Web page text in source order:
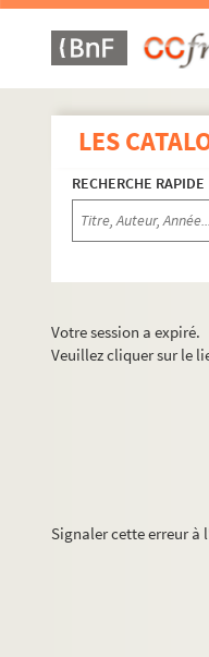
LES
RECHERCHE RAPIDE
Votre session a expiré.
Veuillez cliquer sur le
Signaler cette erreur à